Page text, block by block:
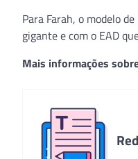
Para Farah, o modelo
gigante e com o EAD
Mais informações